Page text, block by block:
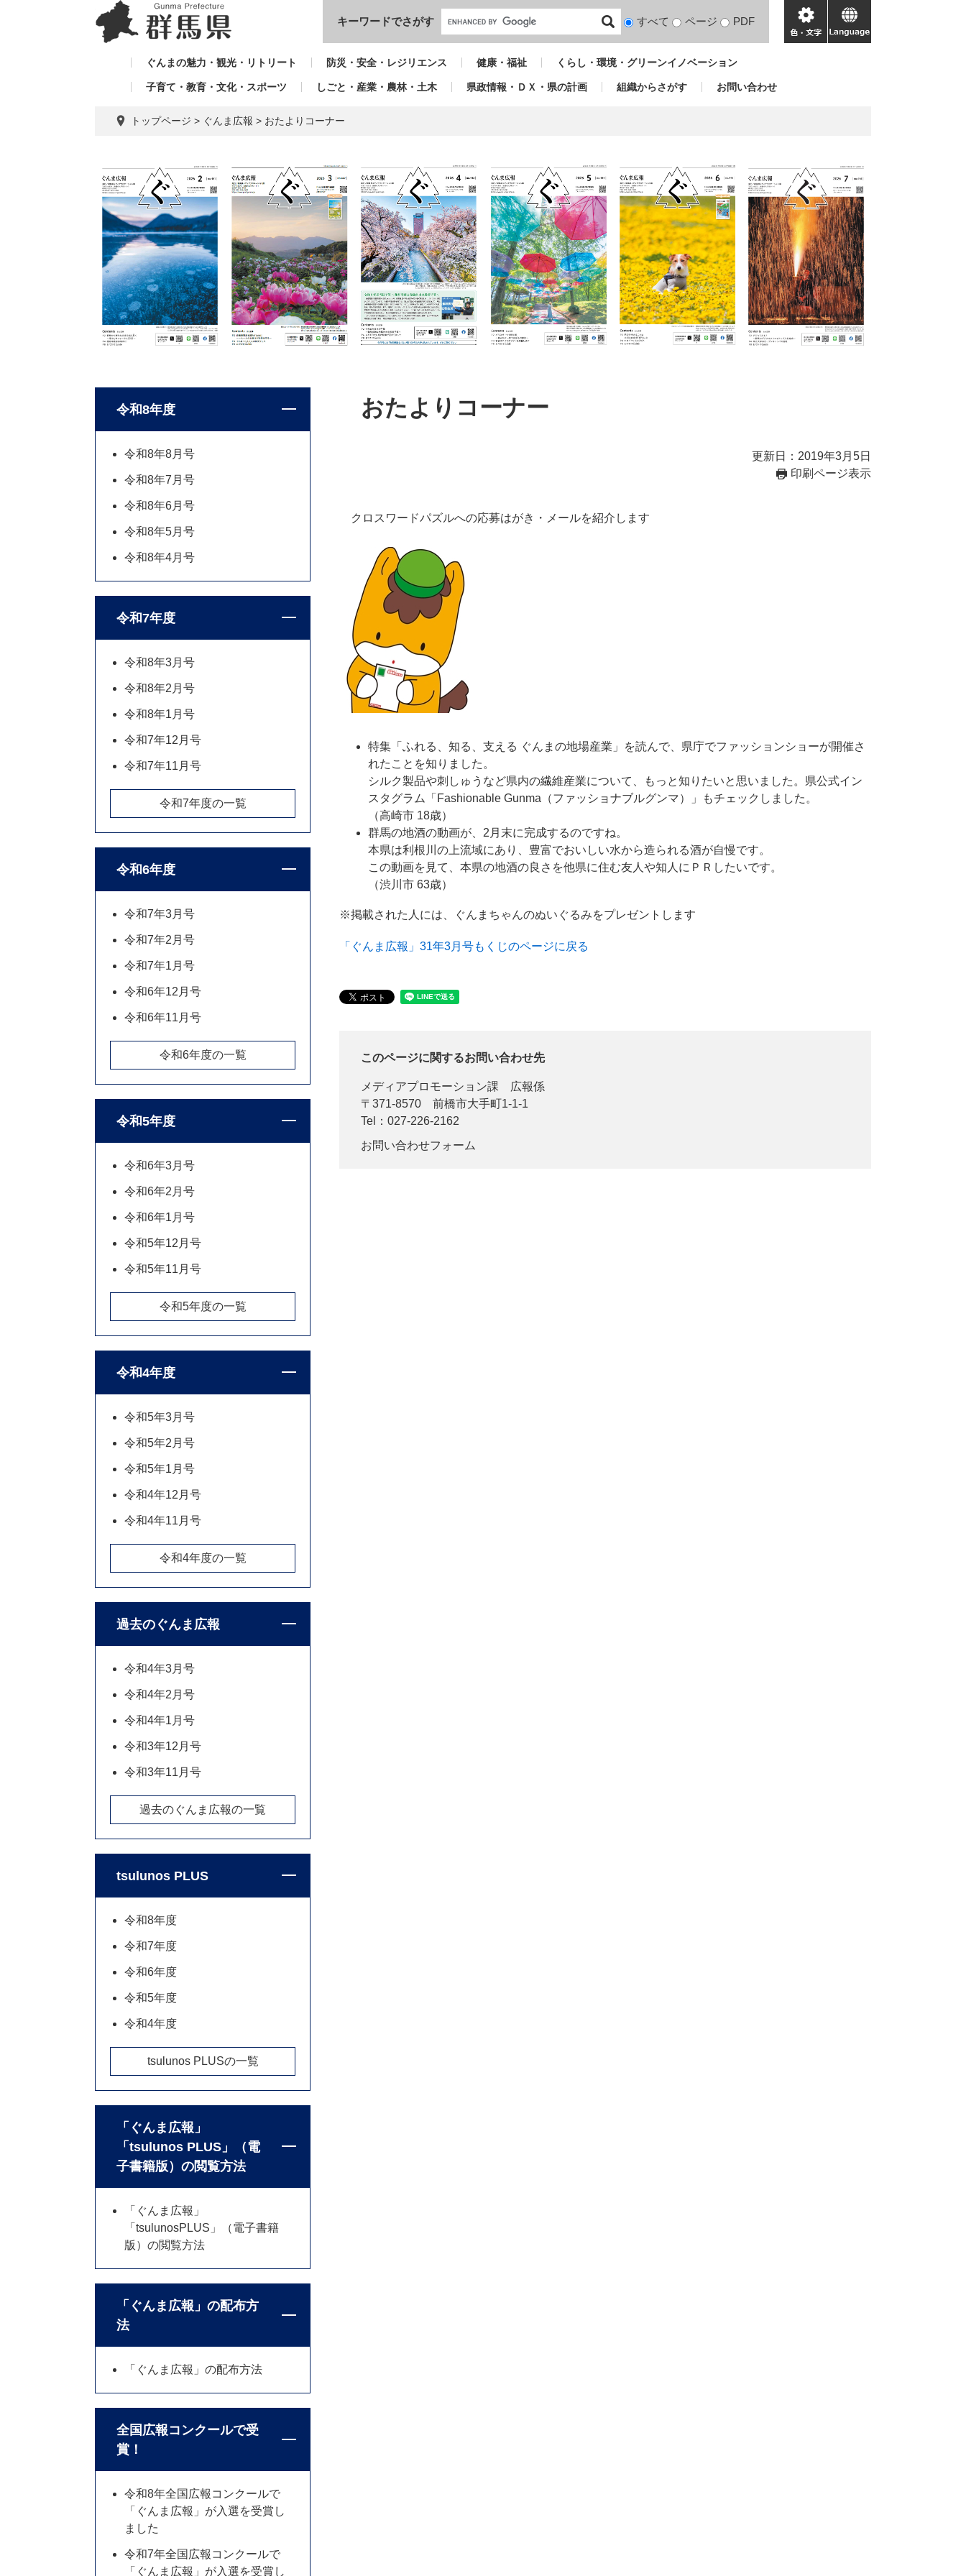
本文へ
キーワードでさがす
検
対
すべて ページ PDF
色・
文
language
ぐんまの魅力・観光・リトリート 防災・安全・レジリエンス 健康・福祉 くらし・環境・グリーンイノベーション
子育て・教育・文化・スポーツ しごと・産業・農林・土木 県政情報・ＤＸ・県の計画 組織からさがす お問い合わせ
トップページ > ぐんま広報 > おたよりコーナー
おたよりコーナー
更新日：2019年3月5日
印刷ページ表示
クロスワードパズルへの応募はがき・メールを紹介します
特集「ふれる、知る、支える ぐんまの地場産業」を読んで、県庁でファッションショーが開催さ
れたことを知りました。
シルク製品や刺しゅうなど県内の繊維産業について、もっと知りたいと思いました。県公式イン
スタグラム「Fashionable Gunma（ファッショナブルグンマ）」もチェックしました。
（高崎市 18歳）
群馬の地酒の動画が、2月末に完成するのですね。
本県は利根川の上流域にあり、豊富でおいしい水から造られる酒が自慢です。
この動画を見て、本県の地酒の良さを他県に住む友人や知人にＰＲしたいです。
（渋川市 63歳）
※掲載された人には、ぐんまちゃんのぬいぐるみをプレゼントします
「ぐんま広報」31年3月号もくじのページに戻る
このページに関するお問い合わせ先
メディアプロモーション課
広報係
〒371-8570
前橋市大手町1-1-1
Tel：027-226-2162
お問い合わせフォーム
令和8年度
令和8年8月号
令和8年7月号
令和8年6月号
令和8年5月号
令和8年4月号
令和7年度
令和8年3月号
令和8年2月号
令和8年1月号
令和7年12月号
令和7年11月号
令和7年度の一覧
令和6年度
令和7年3月号
令和7年2月号
令和7年1月号
令和6年12月号
令和6年11月号
令和6年度の一覧
令和5年度
令和6年3月号
令和6年2月号
令和6年1月号
令和5年12月号
令和5年11月号
令和5年度の一覧
令和4年度
令和5年3月号
令和5年2月号
令和5年1月号
令和4年12月号
令和4年11月号
令和4年度の一覧
過去のぐんま広報
令和4年3月号
令和4年2月号
令和4年1月号
令和3年12月号
令和3年11月号
過去のぐんま広報の一覧
tsulunos PLUS
令和8年度
令和7年度
令和6年度
令和5年度
令和4年度
tsulunos PLUSの一覧
「ぐんま広報」
「tsulunos PLUS」（電
子書籍版）の閲覧方法
「ぐんま広報」
「tsulunosPLUS」（電子書籍
版）の閲覧方法
「ぐんま広報」の配布方
法
「ぐんま広報」の配布方法
全国広報コンクールで受
賞！
令和8年全国広報コンクールで
「ぐんま広報」が入選を受賞し
ました
令和7年全国広報コンクールで
「ぐんま広報」が入選を受賞し